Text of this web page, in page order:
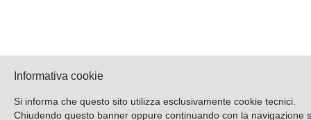
Informativa cookie
Si informa che questo sito utilizza esclusivamente cookie tecnici.
Chiudendo questo banner oppure continuando con la